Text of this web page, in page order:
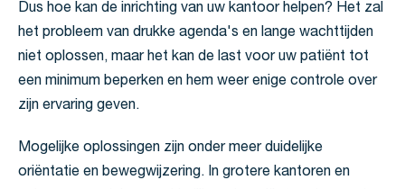
Dus hoe kan de inrichting van uw kantoor helpen? Het zal
het probleem van drukke agenda's en lange wachttijden
niet oplossen, maar het kan de last voor uw patiënt tot
een minimum beperken en hem weer enige controle over
zijn ervaring geven.
Mogelijke oplossingen zijn onder meer duidelijke
oriëntatie en bewegwijzering. In grotere kantoren en